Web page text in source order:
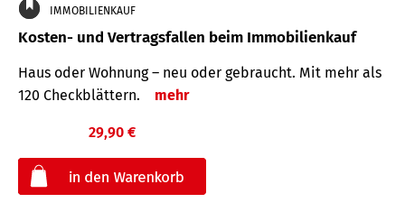
IMMOBILIENKAUF
Kosten- und Vertragsfallen beim Immobilienkauf
Haus oder Wohnung – neu oder gebraucht. Mit mehr als
120 Check­blättern.
mehr
29,90 €